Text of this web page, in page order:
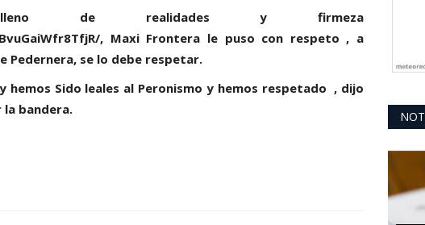
de realidades y firmeza
, Maxi Frontera le puso con respeto , a
Pedernera, se lo debe respetar.
hemos Sido leales al Peronismo y hemos respetado , dijo
la bandera.